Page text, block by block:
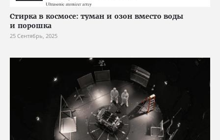
Стирка в космосе: туман и озон вместо воды
и порошка
25 Сентябрь, 2025